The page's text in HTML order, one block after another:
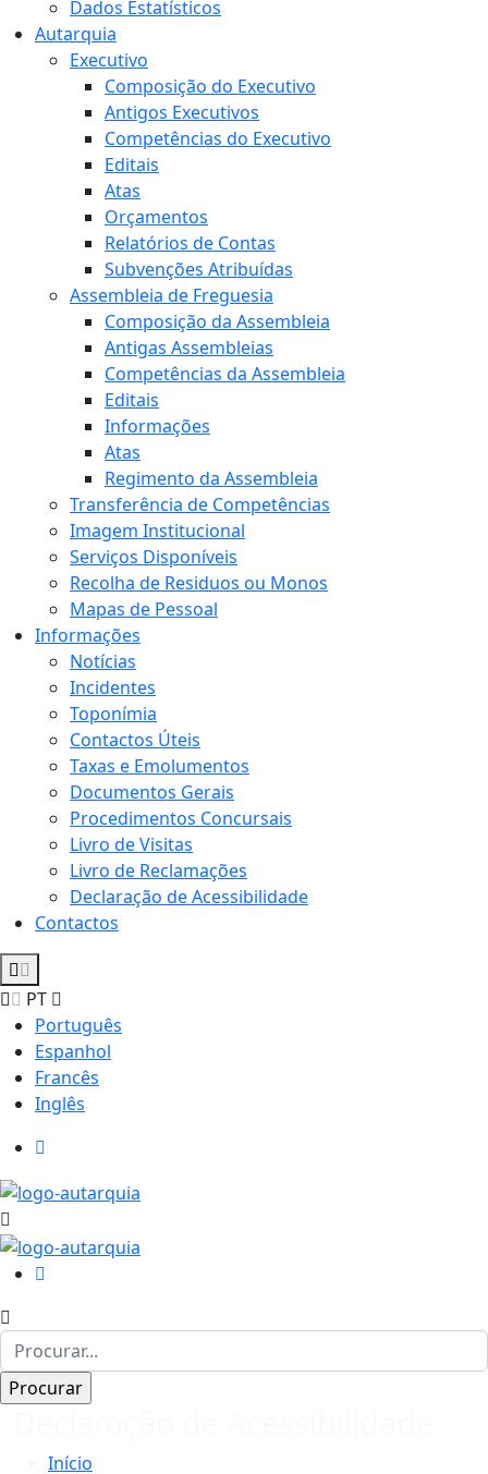
Dados Estatísticos
Autarquia
Executivo
Composição do Executivo
Antigos Executivos
Competências do Executivo
Editais
Atas
Orçamentos
Relatórios de Contas
Subvenções Atribuídas
Assembleia de Freguesia
Composição da Assembleia
Antigas Assembleias
Competências da Assembleia
Editais
Informações
Atas
Regimento da Assembleia
Transferência de Competências
Imagem Institucional
Serviços Disponíveis
Recolha de Residuos ou Monos
Mapas de Pessoal
Informações
Notícias
Incidentes
Toponímia
Contactos Úteis
Taxas e Emolumentos
Documentos Gerais
Procedimentos Concursais
Livro de Visitas
Livro de Reclamações
Declaração de Acessibilidade
Contactos
PT
Português
Espanhol
Francês
Inglês
Início